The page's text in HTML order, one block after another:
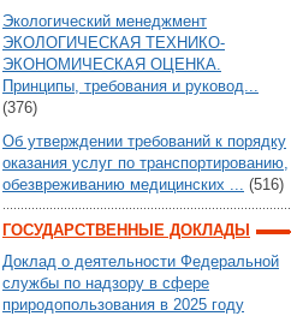
Экологический менеджмент
ЭКОЛОГИЧЕСКАЯ ТЕХНИКО-
ЭКОНОМИЧЕСКАЯ ОЦЕНКА.
Принципы, требования и руковод...
(376)
Об утверждении требований к порядку
оказания услуг по транспортированию,
обезвреживанию медицинских ... (516)
ГОСУДАРСТВЕННЫЕ ДОКЛАДЫ
Доклад о деятельности Федеральной
службы по надзору в сфере
природопользования в 2025 году